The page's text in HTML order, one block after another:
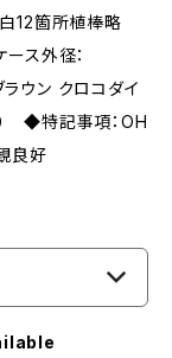
12箇所植棒略
外径：
ウン クロコダイ
◆特記事項：OH
良好